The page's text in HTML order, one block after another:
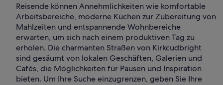
Reisende können Annehmlichkeiten wie komfortable
Arbeitsbereiche, moderne Küchen zur Zubereitung von
Mahlzeiten und entspannende Wohnbereiche
erwarten, um sich nach einem produktiven Tag zu
erholen. Die charmanten Straßen von Kirkcudbright
sind gesäumt von lokalen Geschäften, Galerien und
Cafés, die Möglichkeiten für Pausen und Inspiration
bieten. Um Ihre Suche einzugrenzen, geben Sie Ihre